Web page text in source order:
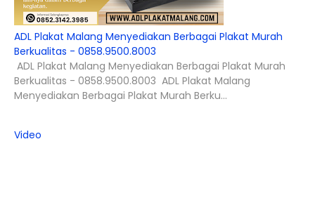
ADL Plakat Malang Menyediakan Berbagai Plakat Murah
Berkualitas - 0858.9500.8003
ADL Plakat Malang Menyediakan Berbagai Plakat Murah
Berkualitas - 0858.9500.8003 ADL Plakat Malang
Menyediakan Berbagai Plakat Murah Berku...
Video